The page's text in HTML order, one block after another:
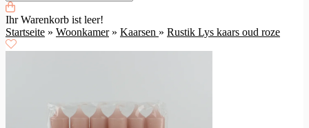
Ihr Warenkorb ist leer!
Startseite » Woonkamer» Kaarsen » Rustik Lys kaars oud roze